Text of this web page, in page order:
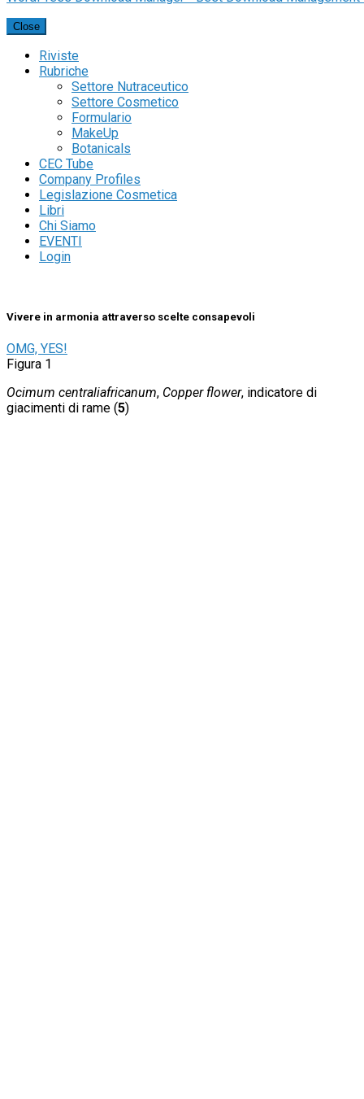
Close
Riviste
Rubriche
Settore Nutraceutico
Settore Cosmetico
Formulario
MakeUp
Botanicals
CEC Tube
Company Profiles
Legislazione Cosmetica
Libri
Chi Siamo
EVENTI
Login
Vivere in armonia attraverso scelte consapevoli
OMG, YES!
Figura 1
Ocimum centraliafricanum, Copper flower, indicatore di
giacimenti di rame (5)